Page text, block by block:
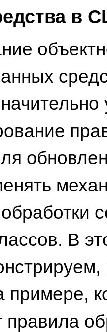
в
В
примере,
правила